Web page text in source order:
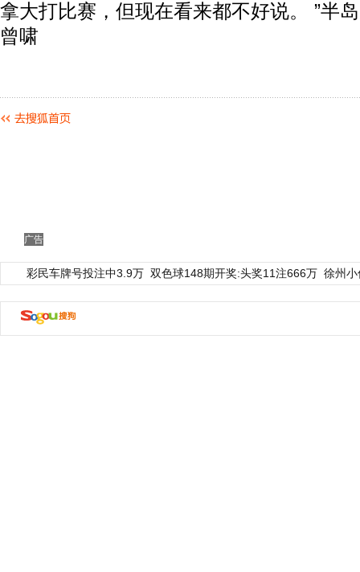
拿大打比赛，但现在看来都不好说。 ”半
曾啸
广告
彩民车牌号投注中3.9万 双色球148期开奖:头奖11注666万 徐州